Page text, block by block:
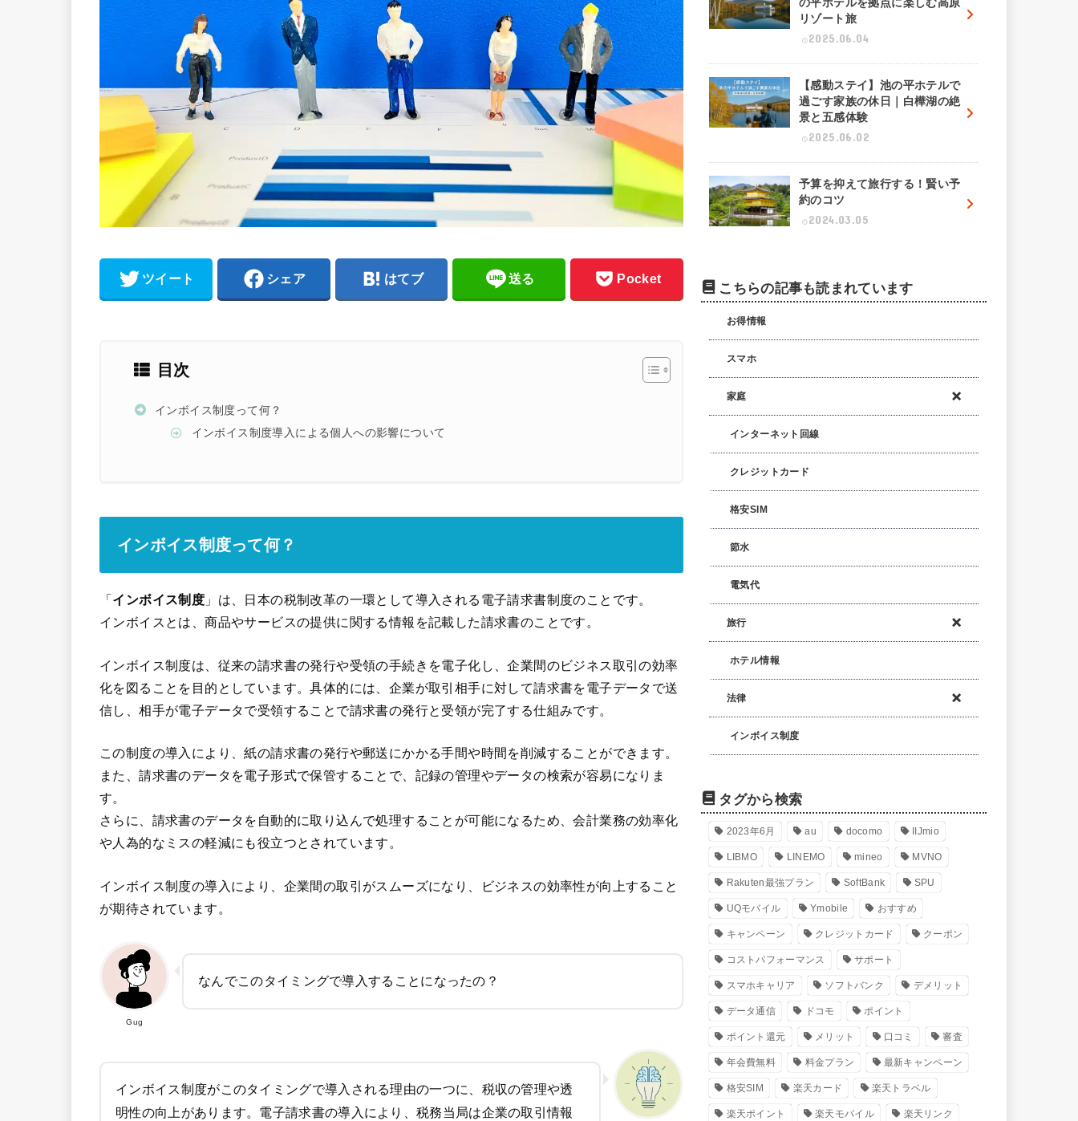
ツイート シェア はてブ 送る Pocket
目次
インボイス制度って何？
インボイス制度導入による個人への影響について
インボイス制度って何？
「 インボイス制度 」は、日本の税制改革の一環として導入される電子請求書制度のことです。
インボイスとは、商品やサービスの提供に関する情報を記載した請求書のことです。
インボイス制度は、従来の請求書の発行や受領の手続きを電子化し、企業間のビジネス取引の効率
化を図ることを目的としています。具体的には、企業が取引相手に対して請求書を電子データで送
信し、相手が電子データで受領することで請求書の発行と受領が完了する仕組みです。
この制度の導入により、紙の請求書の発行や郵送にかかる手間や時間を削減することができます。
また、請求書のデータを電子形式で保管することで、記録の管理やデータの検索が容易になりま
す。
さらに、請求書のデータを自動的に取り込んで処理することが可能になるため、会計業務の効率化
や人為的なミスの軽減にも役立つとされています。
インボイス制度の導入により、企業間の取引がスムーズになり、ビジネスの効率性が向上すること
が期待されています。
Gug
なんでこのタイミングで導入することになったの？
インボイス制度がこのタイミングで導入される理由の一つに、税収の管理や透
明性の向上があります。電子請求書の導入により、税務当局は企業の取引情報
リゾート旅
2025.06.04
【感動ステイ】池の平ホテルで
過ごす家族の休日｜白樺湖の絶
景と五感体験
2025.06.02
予算を抑えて旅行する！賢い予
約のコツ
2024.03.05
こちらの記事も読まれています
お得情報
スマホ
家庭
インターネット回線
クレジットカード
格安SIM
節水
電気代
旅行
ホテル情報
法律
インボイス制度
タグから検索
2023年6月 au docomo IIJmio
LIBMO LINEMO mineo MVNO
Rakuten最強プラン SoftBank SPU
UQモバイル Ymobile おすすめ
キャンペーン クレジットカード クーポン
コストパフォーマンス サポート
スマホキャリア ソフトバンク デメリット
データ通信 ドコモ ポイント
ポイント還元 メリット 口コミ 審査
年会費無料 料金プラン 最新キャンペーン
格安SIM 楽天カード 楽天トラベル
楽天ポイント 楽天モバイル 楽天リンク